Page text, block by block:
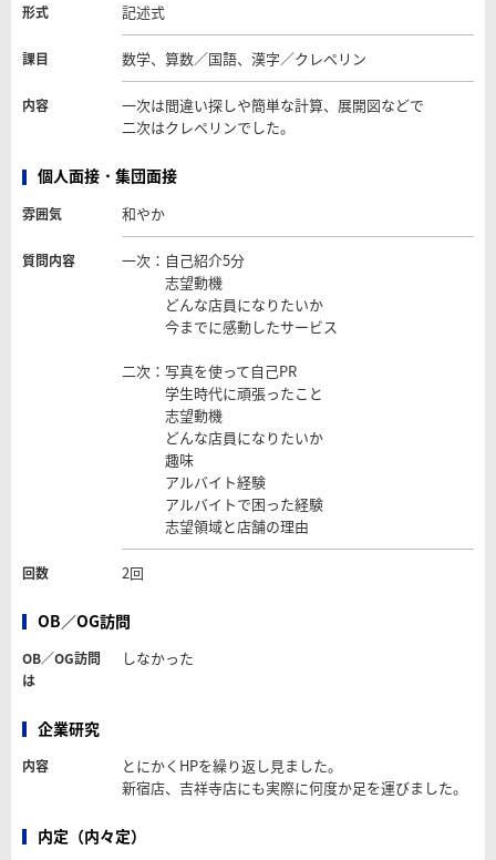
形式 記述式
課目 数学、算数／国語、漢字／クレペリン
内容
一次は間違い探しや簡単な計算、展開図などで
二次はクレぺリンでした。
個人面接・集団面接
雰囲気 和やか
質問内容
一次：自己紹介5分
志望動機
どんな店員になりたいか
今までに感動したサービス
二次：写真を使って自己PR
学生時代に頑張ったこと
志望動機
どんな店員になりたいか
趣味
アルバイト経験
アルバイトで困った経験
志望領域と店舗の理由
回数 2回
OB／OG訪問
OB／OG訪問
は
しなかった
企業研究
内容
とにかくHPを繰り返し見ました。
新宿店、吉祥寺店にも実際に何度か足を運びました。
内定（内々定）